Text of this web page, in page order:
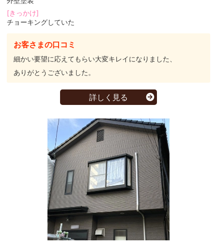
[きっかけ]
チョーキングしていた
お客さまの口コミ
細かい要望に応えてもらい大変キレイになりました、
ありがとうございました。
詳しく見る